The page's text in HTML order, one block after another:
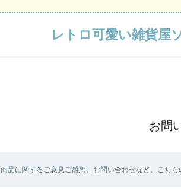
レトロ可愛い雑貨
お問
商品に関するご意見ご感想、お問い合わせなど、こちら